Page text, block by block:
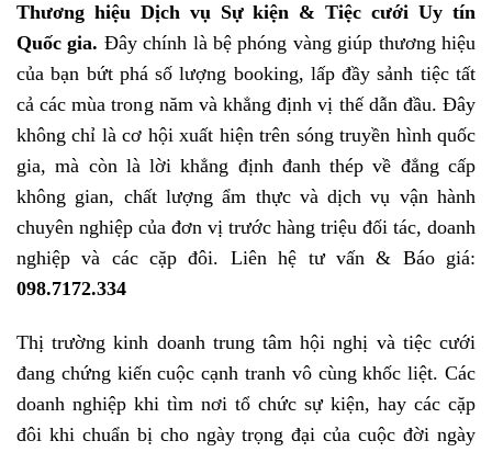
Thương hiệu Dịch vụ Sự kiện & Tiệc cưới Uy tín
Quốc gia. Đây chính là bệ phóng vàng giúp thương hiệu
của bạn bứt phá số lượng booking, lấp đầy sảnh tiệc tất
cả các mùa trong năm và khẳng định vị thế dẫn đầu. Đây
không chỉ là cơ hội xuất hiện trên sóng truyền hình quốc
gia, mà còn là lời khẳng định đanh thép về đẳng cấp
không gian, chất lượng ẩm thực và dịch vụ vận hành
chuyên nghiệp của đơn vị trước hàng triệu đối tác, doanh
nghiệp và các cặp đôi. Liên hệ tư vấn & Báo giá:
098.7172.334
Thị trường kinh doanh trung tâm hội nghị và tiệc cưới
đang chứng kiến cuộc cạnh tranh vô cùng khốc liệt. Các
doanh nghiệp khi tìm nơi tổ chức sự kiện, hay các cặp
đôi khi chuẩn bị cho ngày trọng đại của cuộc đời ngày